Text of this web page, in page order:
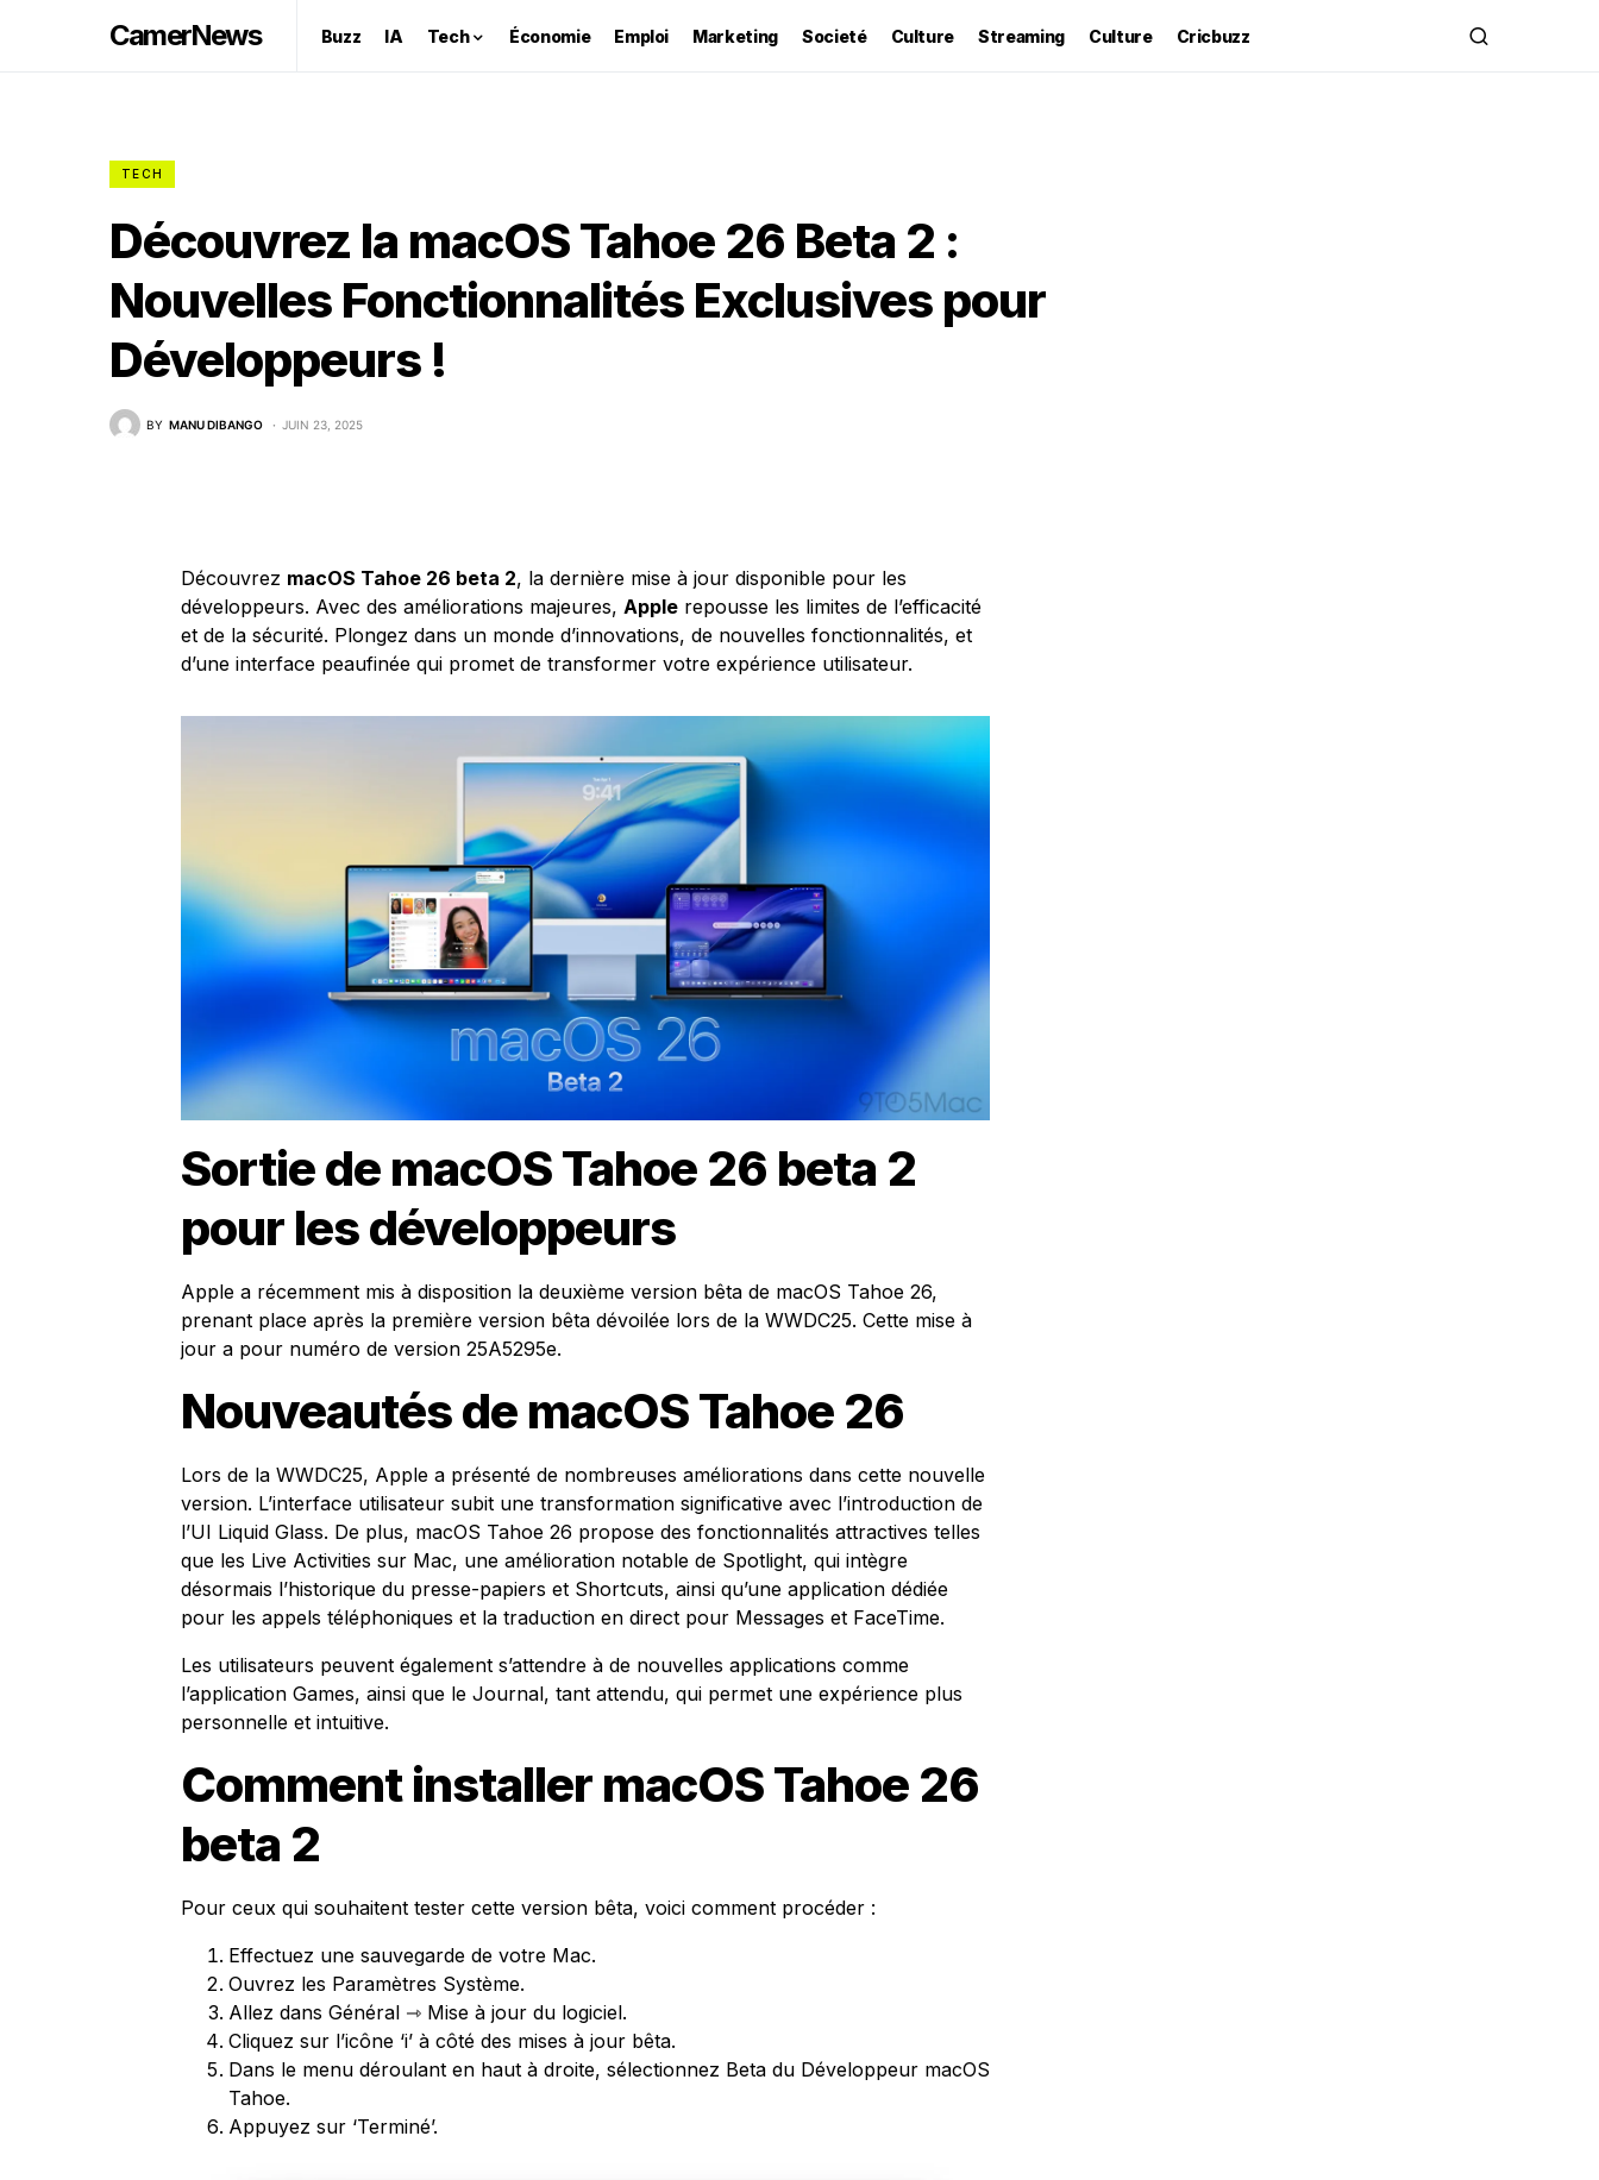
CamerNews Buzz IA Tech Économie Emploi Marketing Societé Culture Streaming Culture Cricbuzz
TECH
Découvrez la macOS Tahoe 26 Beta 2 :
Nouvelles Fonctionnalités Exclusives pour
Développeurs !
BY MANU DIBANGO JUIN 23, 2025
Découvrez macOS Tahoe 26 beta 2, la dernière mise à jour disponible pour les
développeurs. Avec des améliorations majeures, Apple repousse les limites de l’efficacité
et de la sécurité. Plongez dans un monde d’innovations, de nouvelles fonctionnalités, et
d’une interface peaufinée qui promet de transformer votre expérience utilisateur.
Sortie de macOS Tahoe 26 beta 2
pour les développeurs
Apple a récemment mis à disposition la deuxième version bêta de macOS Tahoe 26,
prenant place après la première version bêta dévoilée lors de la WWDC25. Cette mise à
jour a pour numéro de version 25A5295e.
Nouveautés de macOS Tahoe 26
Lors de la WWDC25, Apple a présenté de nombreuses améliorations dans cette nouvelle
version. L’interface utilisateur subit une transformation significative avec l’introduction de
l’UI Liquid Glass. De plus, macOS Tahoe 26 propose des fonctionnalités attractives telles
que les Live Activities sur Mac, une amélioration notable de Spotlight, qui intègre
désormais l’historique du presse-papiers et Shortcuts, ainsi qu’une application dédiée
pour les appels téléphoniques et la traduction en direct pour Messages et FaceTime.
Les utilisateurs peuvent également s’attendre à de nouvelles applications comme
l’application Games, ainsi que le Journal, tant attendu, qui permet une expérience plus
personnelle et intuitive.
Comment installer macOS Tahoe 26
beta 2
Pour ceux qui souhaitent tester cette version bêta, voici comment procéder :
Effectuez une sauvegarde de votre Mac.
Ouvrez les Paramètres Système.
Allez dans Général ⇾ Mise à jour du logiciel.
Cliquez sur l’icône ‘i’ à côté des mises à jour bêta.
Dans le menu déroulant en haut à droite, sélectionnez Beta du Développeur macOS
Tahoe.
Appuyez sur ‘Terminé’.